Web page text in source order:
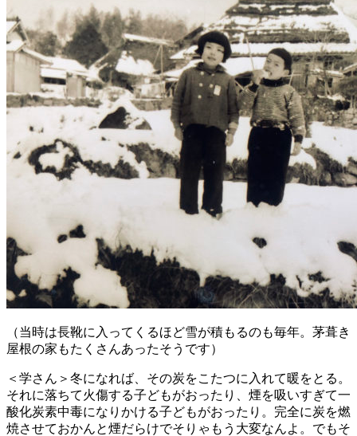
（当時は長靴に入ってくるほど雪が積もるのも毎年。茅葺き
屋根の家もたくさんあったそうです）
＜学さん＞冬になれば、その炭をこたつに入れて暖をとる。
それに落ちて火傷する子どもがおったり、煙を吸いすぎて一
酸化炭素中毒になりかける子どもがおったり。完全に炭を燃
焼させておかんと煙だらけでそりゃもう大変なんよ。でもそ